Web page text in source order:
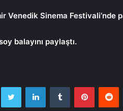
Venedik Sinema Festivali’nde
balayını paylaştı.
Twitter LinkedInTumblr Pinterest